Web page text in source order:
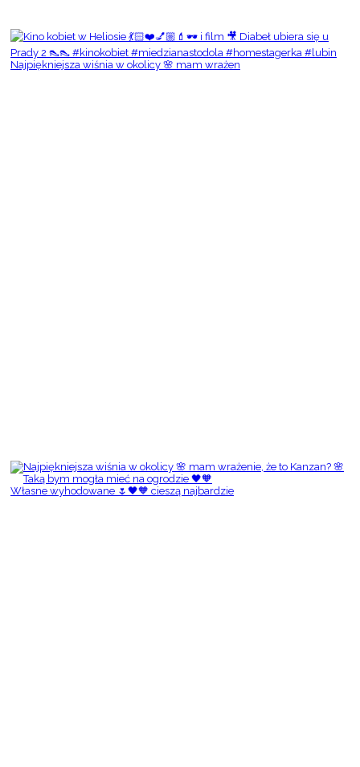
Najpiękniejsza wiśnia w okolicy 🌸 mam wrażen
Własne wyhodowane 🌷🖤🧡 cieszą najbardzie